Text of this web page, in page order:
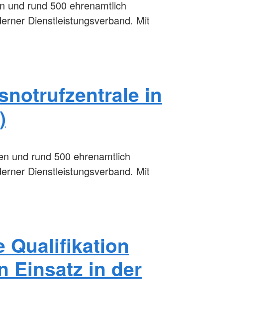
und rund 500 ehrenamtlich
Dienstleistungsverband. Mit
in
und rund 500 ehrenamtlich
Dienstleistungsverband. Mit
Qualifikation
Einsatz in der